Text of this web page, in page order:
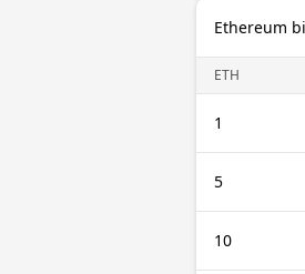
Ethereum
ETH
1
5
10